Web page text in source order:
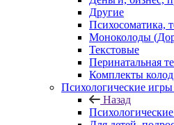
Другие
Психосоматика,
Моноколоды
Текстовые
Перинатальная
Комплекты колод
Психологические игры
Назад